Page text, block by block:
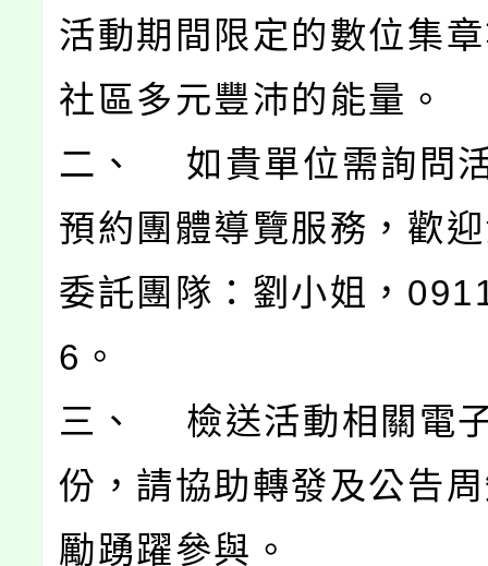
活動期間限定的數位集
社區多元豐沛的能量。
二、 如貴單位需詢問
預約團體導覽服務，歡
委託團隊：劉小姐，
6。
三、 檢送活動相關電
份，請協助轉發及公告
勵踴躍參與。